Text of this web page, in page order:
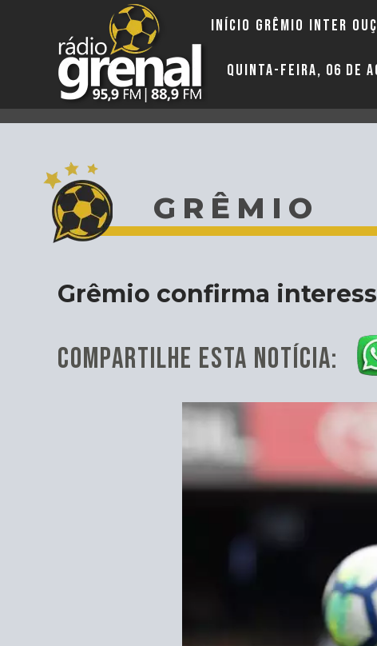
INÍCIO GRÊMIO INTER
QUINTA-FEIRA, 06 DE
GRÊMIO
Grêmio confirma
COMPARTILHE ESTA NOTÍCIA: